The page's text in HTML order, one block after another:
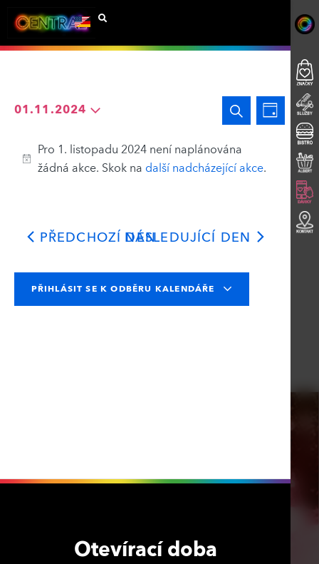
pro
hledání
Události
HledatDen
01.11.2024
datum.Pro 1. listopadu 2024 není naplánována
žádná akce. Skok na další nadcházející akce.
PŘEDCHOZÍ DENNÁSLEDUJÍCÍ DEN
PŘIHLÁSIT SE K ODBĚRU KALENDÁŘE
Otevírací doba